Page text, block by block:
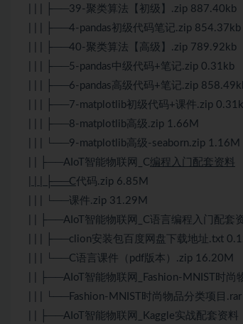
| | | ├──39-聚类算法【初级】.zip 887.40kb
| | | ├──4-pandas初级代码笔记.zip 854.37kb
| | | ├──40-聚类算法【高级】.zip 789.92kb
| | | ├──5-pandas中级代码+笔记.zip 0.31kb
| | | ├──6-pandas高级代码+笔记.zip
| | | ├──7-matplotlib初级代码+课件.zip
| | | ├──8-matplotlib高级.zip 1.66M
| | | └──9-matplotlib高级-seaborn.zip 1.16M
| | ├──AIoT智能物联网_C编程入门配套资料
| | | ├──C代码.zip 6.85M
| | | └──课件.zip 31.29M
| | ├──AIoT智能物联网_C语言编程入门配套
| | | ├──clion安装包百度网盘下载地址.txt
| | | └──C语言课件（pdf版本）.zip 16.20M
| | ├──AIoT智能物联网_Fashion-MNIST时尚
| | | └──Fashion-MNIST时尚物品分类项目
| | ├──AIoT智能物联网_Kaggle实战配套资料